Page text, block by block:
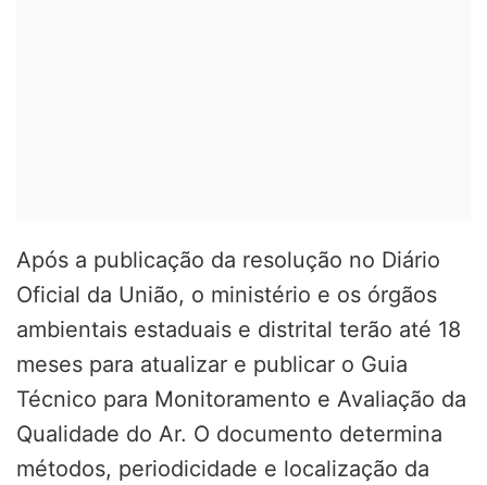
Após a publicação da resolução no Diário
Oficial da União, o ministério e os órgãos
ambientais estaduais e distrital terão até 18
meses para atualizar e publicar o Guia
Técnico para Monitoramento e Avaliação da
Qualidade do Ar. O documento determina
métodos, periodicidade e localização da